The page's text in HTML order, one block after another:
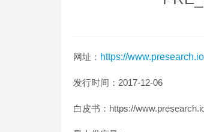
网址： https://www.presearch.io
发行时间：2017-12-06
白皮书：https://